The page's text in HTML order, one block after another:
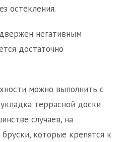
остекления.
негативным
достаточно
можно выполнить с
террасной доски
случаев, на
которые крепятся к